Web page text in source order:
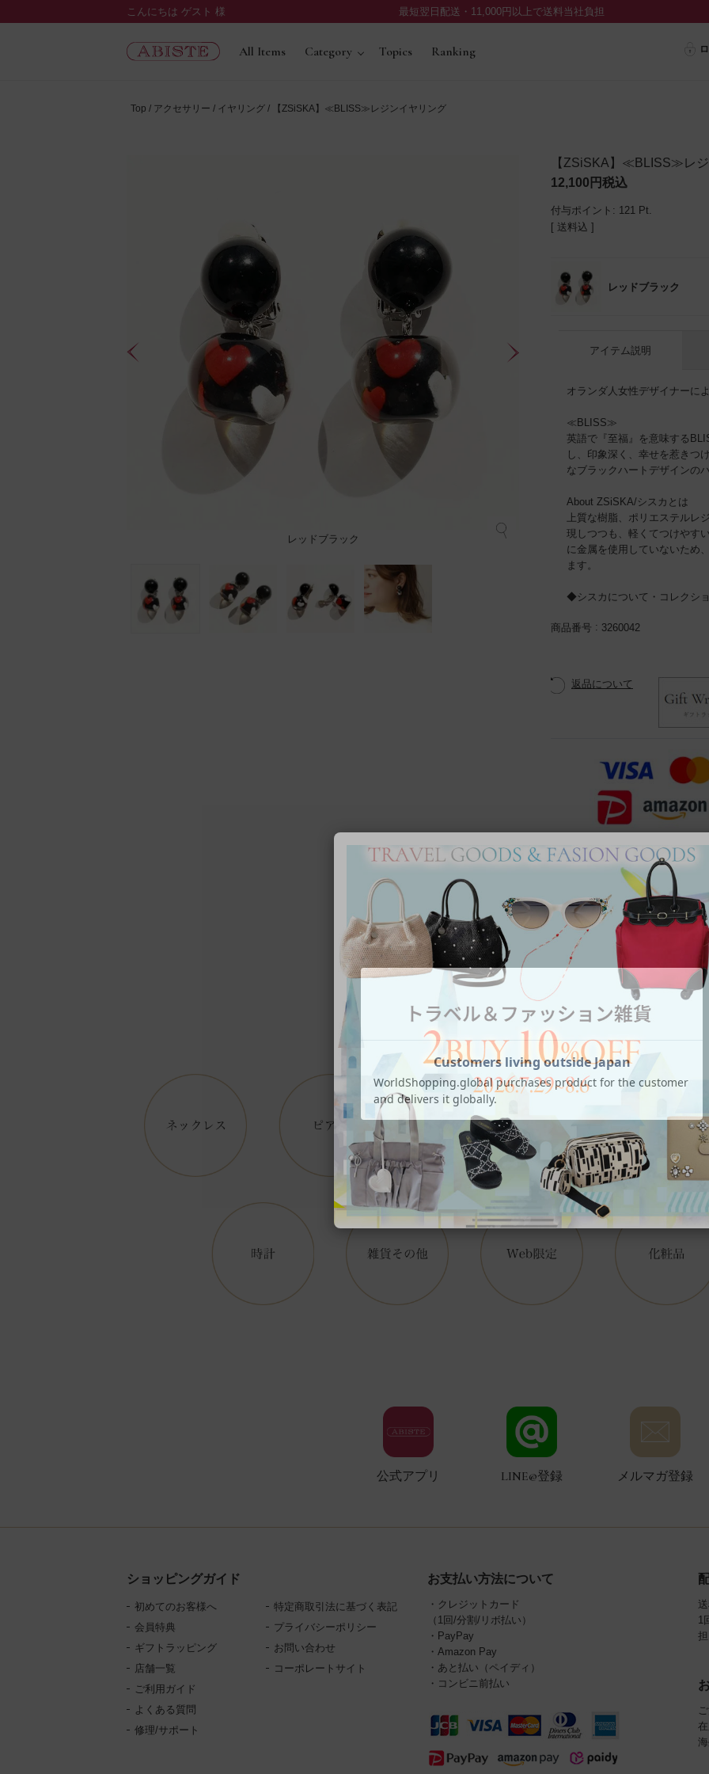
こんにちは ゲスト 様 最短翌日配送・11,000円以上で送料当社負担
All Items Category Topics Ranking
Top アクセサリー イヤリング 【ZSiSKA】≪BLISS≫レジンイヤリング
レッドブラック
【ZSiSKA】≪BLISS≫レ
12,100
税込
付与ポイント: 121 Pt.
送料込
レッドブラック
アイテム説明
オランダ人女性デザイナーに
≪BLISS≫
英語で『至福』を意味する
し、印象深く、幸せを惹きつ
なブラックハートデザインの
About ZSiSKA/シスカとは
上質な樹脂、ポリエステルレ
現しつつも、軽くてつけやす
に金属を使用していないため
ます。
◆シスカについて・コレクシ
商品番号 3260042
返品について
Category
アイテムカテゴリー
公式アプリ LINE@登録 メルマガ登録
ショッピングガイド
初めてのお客様へ
会員特典
ギフトラッピング
店舗一覧
ご利用ガイド
よくある質問
修理/サポート
特定商取引法に基づく表記
プライバシーポリシー
お問い合わせ
コーポレートサイト
お支払い方法について
・クレジットカード
（1回/分割/リボ払い）
・PayPay
・Amazon Pay
・あと払い（ペイディ）
・コンビニ前払い
1